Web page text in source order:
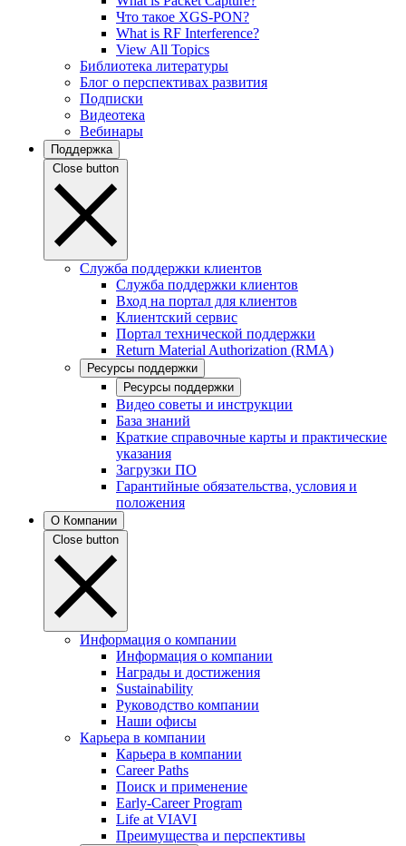
Что такое XGS-PON?
What is RF Interference?
View All Topics
Библиотека литературы
Блог о перспективах развития
Подписки
Видеотека
Вебинары
Поддержка
Close button
Служба поддержки клиентов
Служба поддержки клиентов
Вход на портал для клиентов
Клиентский сервис
Портал технической поддержки
Return Material Authorization (RMA)
Ресурсы поддержки
Ресурсы поддержки
Видео советы и инструкции
База знаний
Краткие справочные карты и практические
указания
Загрузки ПО
Гарантийные обязательства, условия и
положения
О Компании
Close button
Информация о компании
Информация о компании
Награды и достижения
Sustainability
Руководство компании
Наши офисы
Карьера в компании
Карьера в компании
Career Paths
Поиск и применение
Early-Career Program
Life at VIAVI
Преимущества и перспективы